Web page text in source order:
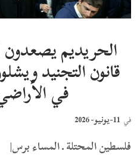
الحريديم
قانون التجنيد
في
في 11-يونيو- 2026
فلسطين المحتلة ـ المساء برس|